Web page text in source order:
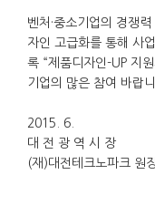
벤처·중소기업의 경쟁
자인 고급화를 통해 사
록 “제품디자인-UP 지
기업의 많은 참여 바랍니
2015. 6.
대 전 광 역 시 장
(재)대전테크노파크 원